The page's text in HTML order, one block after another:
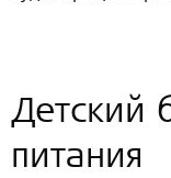
Детский
питания